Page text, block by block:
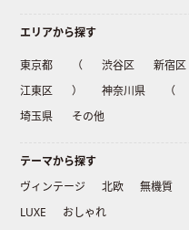
エリアから探す
東京都 （ 渋谷区 新宿区
江東区
） 神奈川県 （
埼玉県
その他
テーマから探す
ヴィンテージ
北欧 無機質
LUXE
おしゃれ